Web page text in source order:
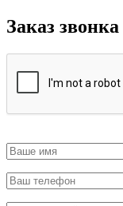
Заказ звонка